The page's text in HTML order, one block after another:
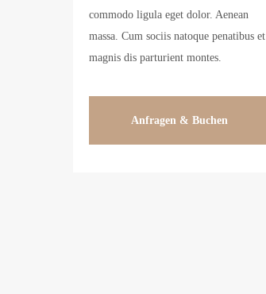
commodo ligula eget dolor. Aenean
massa. Cum sociis natoque penatibus et
magnis dis parturient montes.
Anfragen & Buchen